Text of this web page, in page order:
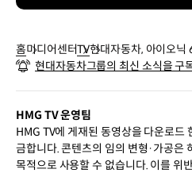
홈미디어센터TV현대자동차, 아이오닉
쏟아져
현대자동차그룹의 최신 소식을 구
HMG TV 운영팀
HMG TV에 게재된 동영상을 다운로드
금합니다. 콘텐츠의 임의 변형·가공은
목적으로 사용할 수 없습니다. 이를 위